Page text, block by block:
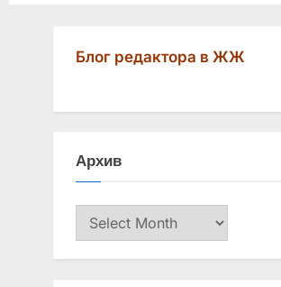
Блог редактора в ЖЖ
Архив
Архив